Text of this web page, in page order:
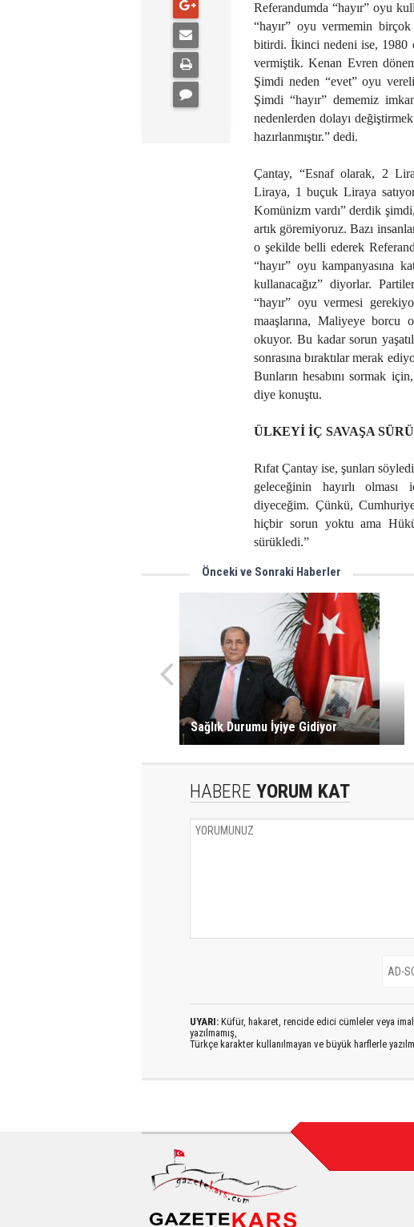
Referandumda “hayır” oyu
“hayır” oyu vermemin
bitirdi. İkinci nedeni ise, 1980
vermiştik. Kenan Evren
Şimdi neden “evet” oyu
Şimdi “hayır” dememiz
nedenlerden dolayı
hazırlanmıştır.” dedi.
Çantay, “Esnaf olarak, 2
Liraya, 1 buçuk Liraya
Komünizm vardı” derdik
artık göremiyoruz. Bazı
o şekilde belli ederek
“hayır” oyu kampanyasına
kullanacağız” diyorlar.
“hayır” oyu vermesi
maaşlarına, Maliyeye borcu
okuyor. Bu kadar sorun
sonrasına bıraktılar merak
Bunların hesabını sormak
diye konuştu.
ÜLKEYİ İÇ SAVAŞA
Rıfat Çantay ise, şunları
geleceğinin hayırlı
diyeceğim. Çünkü,
hiçbir sorun yoktu ama
sürükledi.”
Önceki ve Sonraki Haberler
Sağlık Durumu İyiye Gidiyor
HABERE YORUM KAT
UYARI: Küfür, hakaret, rencide edici cümleler veya
yazılmamış,
Türkçe karakter kullanılmayan ve büyük harflerle